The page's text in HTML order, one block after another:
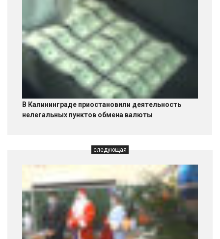
В Калининграде приостановили деятельность
нелегальных пунктов обмена валюты
следующая